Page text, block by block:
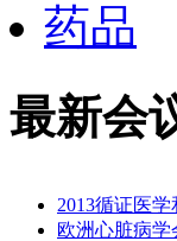
药品
最新会
2013循证医
欧洲心脏病学